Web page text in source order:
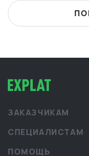
ЗАКАЗЧИКАМ
СПЕЦИАЛИСТАМ
ПОМОЩЬ